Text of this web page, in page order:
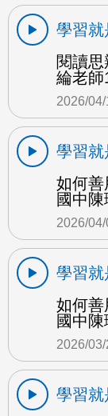
學習就
閱讀
綸老師
2026/04/
學習就
如何善
國中
2026/
學習就
如何善
國中
2026/03/
學習就